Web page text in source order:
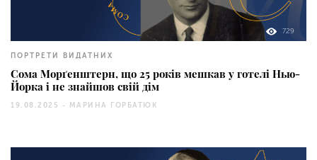
729
ПОРТРЕТИ ВИДАТНИХ
Сома Морґенштерн, що 25 років мешкав у готелі Нью-
Йорка і не знайшов свій дім
19.08.2025 - МАРИНА ГОРБАТЮК